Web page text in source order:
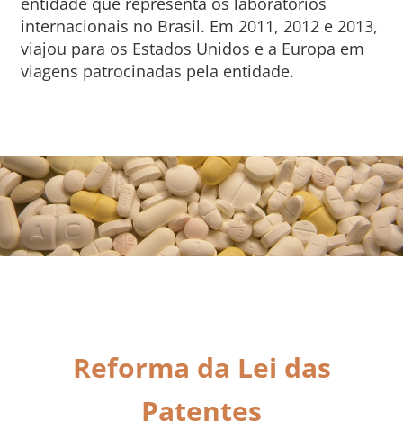
internacionais no Brasil. Em 2011, 2012 e 2013,
viajou para os Estados Unidos e a Europa em
viagens patrocinadas pela entidade.
Reforma da Lei das
Patentes